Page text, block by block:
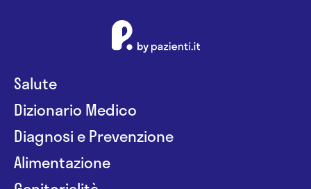
Salute
Dizionario Medico
Diagnosi e Prevenzione
Alimentazione